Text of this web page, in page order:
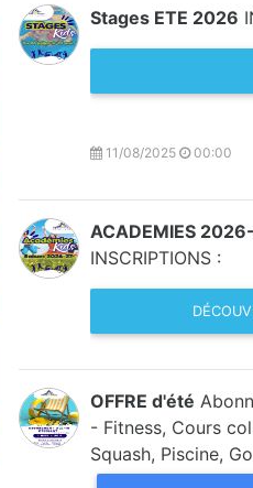
Stages ETE 2026
11/08/2025 00:00
ACADEMIES
INSCRIPTIONS :
OFFRE d'été
- Fitness, Cours
Squash, Piscine,